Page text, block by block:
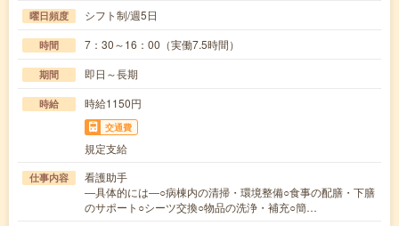
曜日頻度 シフト制/週5日
時間 7：30～16：00（実働7.5時間）
期間 即日～長期
時給 時給1150円
交通費
規定支給
仕事内容
看護助手
―具体的には―○病棟内の清掃・環境整備○食事の配膳・下膳
のサポート○シーツ交換○物品の洗浄・補充○簡…